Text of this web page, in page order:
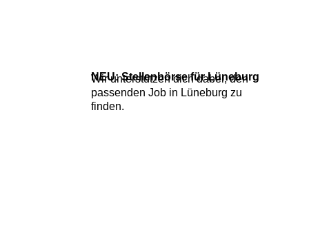
NEU: Stellenbörse für Lüneburg
Wir unterstützen dich dabei, den
passenden Job in Lüneburg zu
finden.